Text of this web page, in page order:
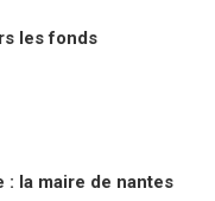
les fonds
: la maire de nantes